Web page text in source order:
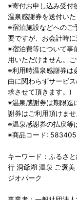
※寄付お申し込み受
温泉感謝券を送付いた
※宿泊施設などへのご
要ですが、お会計時
※宿泊費等について事
用いただけません。
※利用時温泉感謝券は
由に関わらずサービ
求させて頂きます。)
※温泉感謝券は期限迄
謝券はご利用頂けませ
※温泉感謝券の払戻等
※商品コード:
キーワード：ふるさ
行 洞爺湖 温泉 ご褒
ジオパーク